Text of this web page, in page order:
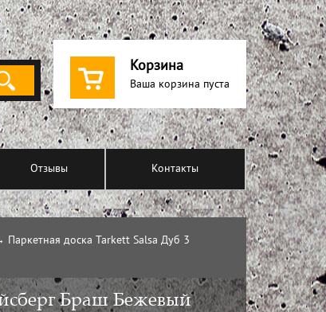
Корзина
Ваша корзина пуста
Отзывы Контакты
Паркетная доска Tarkett Salsa Дуб 3
Браш Бежевый